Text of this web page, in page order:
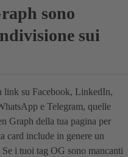
sono
sui
link su Facebook, LinkedIn,
e Telegram, quelle
Graph della tua pagina per
card include in genere un
i tuoi tag OG sono mancanti